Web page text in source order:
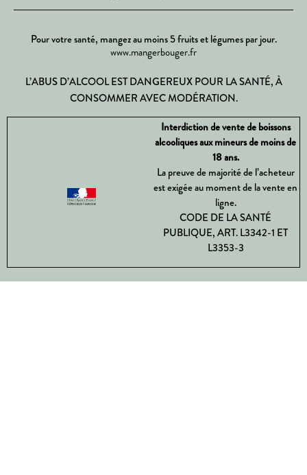
Pour votre santé, mangez au moins 5 fruits et légumes par jour.
www.mangerbouger.fr
L’ABUS D’ALCOOL EST DANGEREUX POUR LA SANTÉ, À
CONSOMMER AVEC MODÉRATION.
Interdiction de vente de boissons
alcooliques aux mineurs de moins de
18 ans.
La preuve de majorité de l’acheteur
est exigée au moment de la vente en
ligne.
CODE DE LA SANTÉ
PUBLIQUE, ART. L3342-1 ET
L3353-3